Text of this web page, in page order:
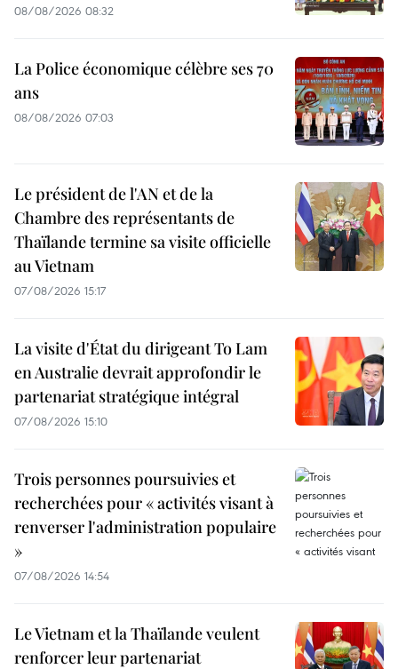
08/08/2026 08:32
La Police économique célèbre ses 70
ans
08/08/2026 07:03
Le président de l'AN et de la
Chambre des représentants de
Thaïlande termine sa visite officielle
au Vietnam
07/08/2026 15:17
La visite d'État du dirigeant To Lam
en Australie devrait approfondir le
partenariat stratégique intégral
07/08/2026 15:10
Trois personnes poursuivies et
recherchées pour « activités visant à
renverser l'administration populaire
»
07/08/2026 14:54
Le Vietnam et la Thaïlande veulent
renforcer leur partenariat